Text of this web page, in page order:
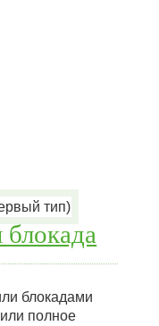
блокадами
полное